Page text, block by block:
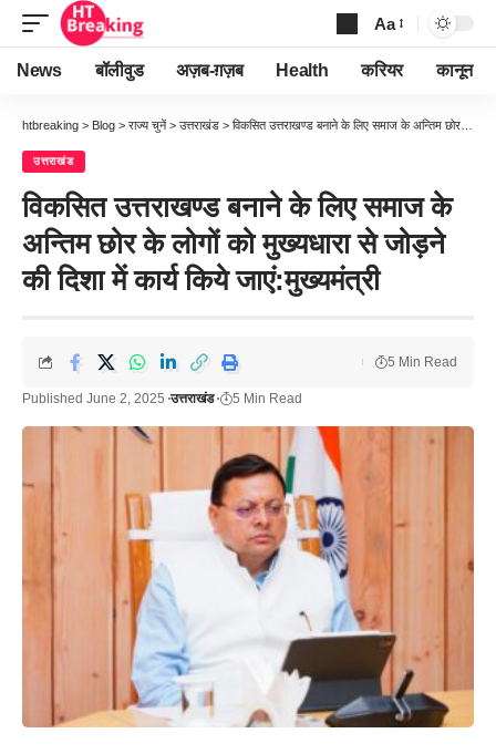
Font
Resizer
Aa
News बॉलीवुड अज़ब-ग़ज़ब Health करियर कानून
htbreaking > Blog > राज्य चुनें > उत्तराखंड > विकसित उत्तराखण्ड बनाने के लिए समाज के अन्तिम छोर के लोगों को मुख्यधारा से जोड़ने की दिशा में कार्य किये जाएं:मुख्यमंत्री
उत्तराखंड
विकसित उत्तराखण्ड बनाने के लिए समाज के
अन्तिम छोर के लोगों को मुख्यधारा से जोड़ने
की दिशा में कार्य किये जाएं:मुख्यमंत्री
Published June 2, 2025 उत्तराखंड 5 Min Read
5 Min Read